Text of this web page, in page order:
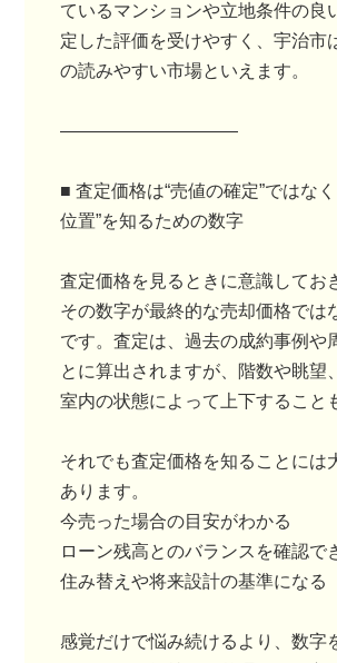
ているマンションや立地条件の良
定した評価を受けやすく、宇治市
の読みやすい市場といえます。
――――――――――
■ 査定価格は“売値の確定”ではな
位置”を知るための数字
査定価格を見るときに意識してお
その数字が最終的な売却価格では
です。査定は、過去の成約事例や
とに算出されますが、階数や眺望
室内の状態によって上下すること
それでも査定価格を知ることには
あります。
今売った場合の目安がわかる
ローン残高とのバランスを確認で
住み替えや将来設計の基準になる
感覚だけで悩み続けるより、数字